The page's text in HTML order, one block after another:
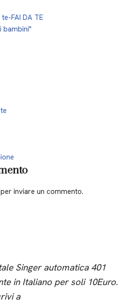
FAI DA TE
bambini"
per inviare un commento.
Singer automatica 401
in Italiano per soli 10Euro.
a